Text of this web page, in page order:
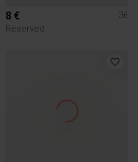
8 €
36
Reserved